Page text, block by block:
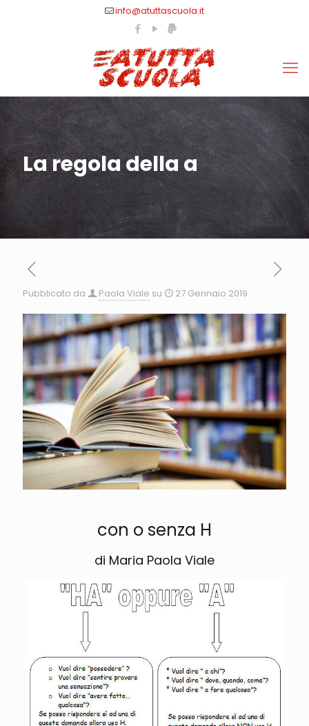
info@atuttascuola.it
La regola della a
Pubblicato da Paola Viale su 27 Gennaio 2019
con o senza H
di Maria Paola Viale